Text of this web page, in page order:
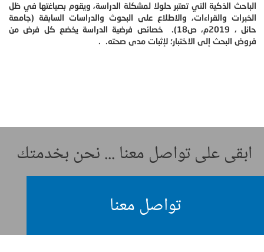
الباحث الذكية التي تعتبر حلولا لمشكلة الدراسة، ويقوم بصياغتها في ظل
الخبرات والقراءات، والاطلاع على البحوث والدراسات السابقة (جامعة
حائل ، 2019م، ص18). خصائص فرضية الدراسة يخضع كل فرض من
فروض البحث إلى الاختبار؛ لإثبات مدى صحته. .
ابقى على تواصل معنا ... نحن بخدمتك
تواصل معنا